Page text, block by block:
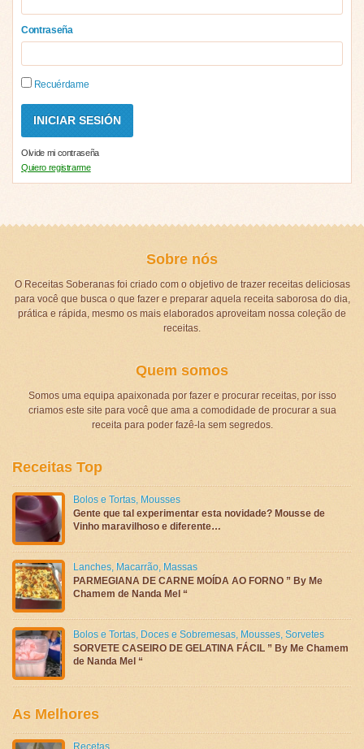
Contraseña
Recuérdame
Olvide mi contraseña
Quiero registrarme
Sobre nós
O Receitas Soberanas foi criado com o objetivo de trazer receitas deliciosas
para você que busca o que fazer e preparar aquela receita saborosa do dia,
prática e rápida, mesmo os mais elaborados aproveitam nossa coleção de
receitas.
Quem somos
Somos uma equipa apaixonada por fazer e procurar receitas, por isso
criamos este site para você que ama a comodidade de procurar a sua
receita para poder fazê-la sem segredos.
Receitas Top
Bolos e Tortas, Mousses
Gente que tal experimentar esta novidade? Mousse de
Vinho maravilhoso e diferente…
Lanches, Macarrão, Massas
PARMEGIANA DE CARNE MOÍDA AO FORNO ” By Me
Chamem de Nanda Mel “
Bolos e Tortas, Doces e Sobremesas, Mousses, Sorvetes
SORVETE CASEIRO DE GELATINA FÁCIL ” By Me Chamem
de Nanda Mel “
As Melhores
Recetas